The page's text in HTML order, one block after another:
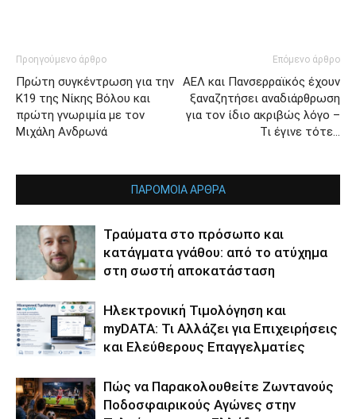
Προηγούμενο άρθρο
Πρώτη συγκέντρωση για την
Κ19 της Νίκης Βόλου και
πρώτη γνωριμία με τον
Μιχάλη Ανδρωνά
Επόμενο άρθρο
ΑΕΛ και Πανσερραϊκός έχουν
ξαναζητήσει αναδιάρθρωση
για τον ίδιο ακριβώς λόγο –
Τι έγινε τότε…
ΠΑΡΟΜΟΙΑ ΑΡΘΡΑ
Τραύματα στο πρόσωπο και
κατάγματα γνάθου: από το ατύχημα
στη σωστή αποκατάσταση
Ηλεκτρονική Τιμολόγηση και
myDATA: Τι Αλλάζει για Επιχειρήσεις
και Ελεύθερους Επαγγελματίες
Πώς να Παρακολουθείτε Ζωντανούς
Ποδοσφαιρικούς Αγώνες στην